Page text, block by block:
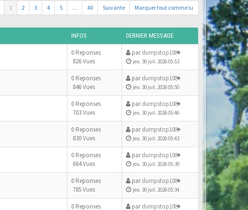
1 2 3 4 5 … 40 Suivante Marquer tout comme lu
INFOS DERNIER MESSAGE
0 Reponses
826 Vues
pardumpstop10
jeu. 30 juil. 2026 05:53
0 Reponses
846 Vues
pardumpstop10
jeu. 30 juil. 2026 05:50
0 Reponses
703 Vues
pardumpstop10
jeu. 30 juil. 2026 05:46
0 Reponses
830 Vues
pardumpstop10
jeu. 30 juil. 2026 05:43
0 Reponses
684 Vues
pardumpstop10
jeu. 30 juil. 2026 05:39
0 Reponses
785 Vues
pardumpstop10
jeu. 30 juil. 2026 05:34
0 Reponses
pardumpstop10